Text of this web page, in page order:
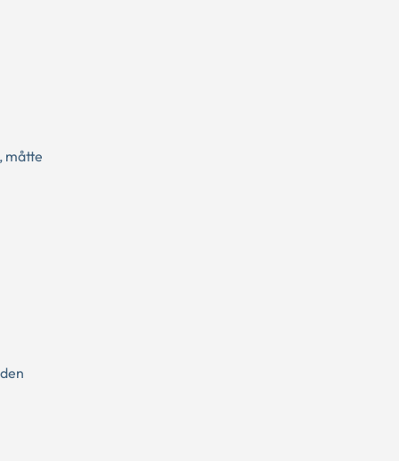
måtte